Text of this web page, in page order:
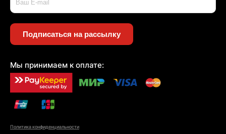
Подписаться на рассылку
Мы принимаем к оплате:
Политика конфиденциальности